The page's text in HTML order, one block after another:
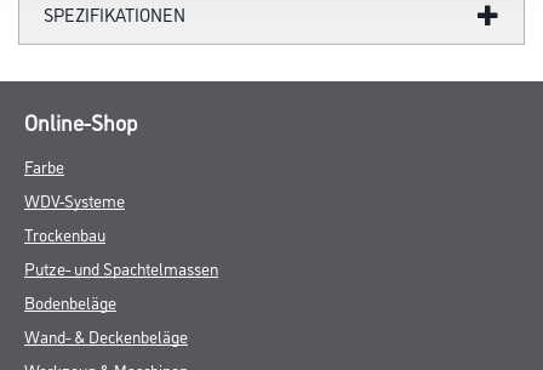
SPEZIFIKATIONEN
Online-Shop
Farbe
WDV-Systeme
Trockenbau
Putze- und Spachtelmassen
Bodenbeläge
Wand- & Deckenbeläge